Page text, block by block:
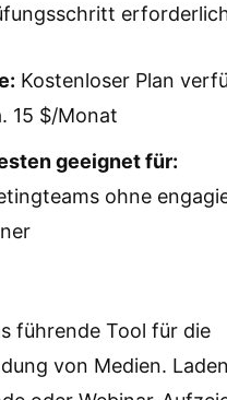
Kostenloser Plan
15 $/Monat
geeignet für:
ohne
führende Tool für die
von Medien.